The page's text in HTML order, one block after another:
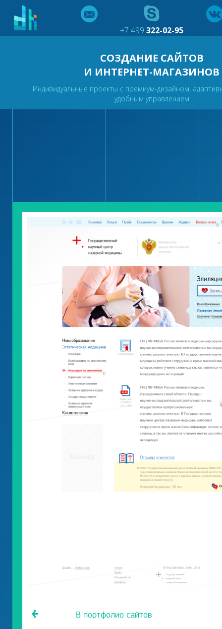
+7 499322-02-95
СОЗДАНИЕ САЙТОВ
И ИНТЕРНЕТ-МАГАЗИНОВ
Индивидуальные проекты с премиум-дизайном,
удобным управлением
В портфолио сайтов